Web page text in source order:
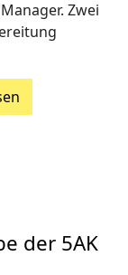
Zwei
der 5AK